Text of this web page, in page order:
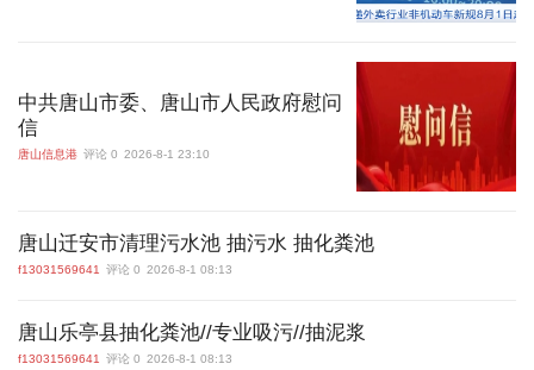
中共唐山市委、唐山市人民政府慰问
信
唐山信息港 评论 0 2026-8-1 23:10
唐山迁安市清理污水池 抽污水 抽化粪池
f13031569641 评论 0 2026-8-1 08:13
唐山乐亭县抽化粪池//专业吸污//抽泥浆
f13031569641 评论 0 2026-8-1 08:13